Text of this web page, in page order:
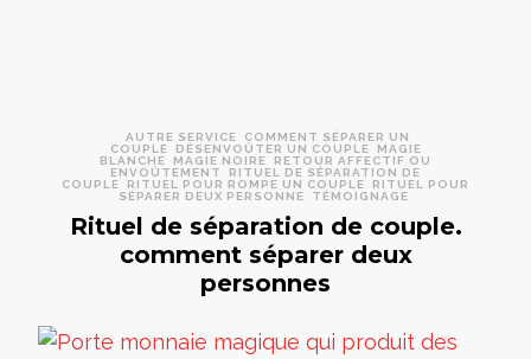
AUTRE SERVICE
COMMENT SÉPARER UN
COUPLE
DÉSENVOÛTER UN COUPLE
MAGIE
BLANCHE
MAGIE NOIRE
RETOUR AFFECTIF OU
ENVOÛTEMENT
RITUEL DE SÉPARATION DE
COUPLE
RITUEL POUR ROMPE UN COUPLE
RITUEL POUR
SÉPARER DEUX PERSONNE
TÉMOIGNAGE
Rituel de séparation de couple.
comment séparer deux
personnes